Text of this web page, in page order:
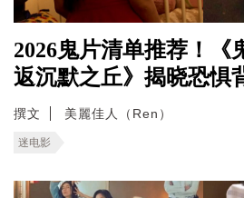
2026鬼片清单推荐！《
返沉默之丘》揭晓恐惧
撰文 美麗佳人（Ren）
迷电影